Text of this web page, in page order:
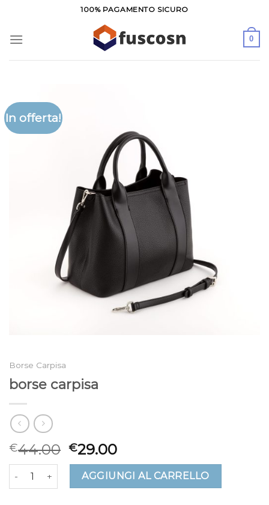
contenuti
100% PAGAMENTO SICURO
0
In offerta!
Borse Carpisa
borse carpisa
€44.00 €29.00
borse carpisa quantitàAGGIUNGI AL CARRELLO